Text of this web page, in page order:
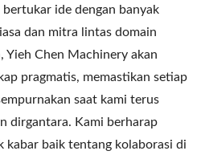
bertukar ide dengan banyak
dan mitra lintas domain
Yieh Chen Machinery akan
pragmatis, memastikan setiap
saat kami terus
dirgantara. Kami berharap
kabar baik tentang kolaborasi di